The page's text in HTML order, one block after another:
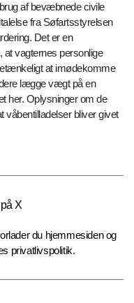
af bevæbnede civile
fra Søfartsstyrelsen
Det er en
vagternes personlige
at imødekomme
lægge vægt på en
her. Oplysninger om de
våbentilladelser bliver givet
X
du hjemmesiden og
privatlivspolitik.